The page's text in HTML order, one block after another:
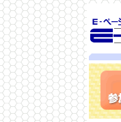
ラ
参加